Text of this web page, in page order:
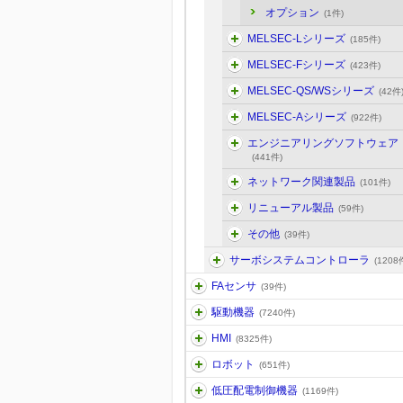
オプション (1件)
MELSEC-Lシリーズ (185件)
MELSEC-Fシリーズ (423件)
MELSEC-QS/WSシリーズ (42件)
MELSEC-Aシリーズ (922件)
エンジニアリングソフトウェア
(441件)
ネットワーク関連製品 (101件)
リニューアル製品 (59件)
その他 (39件)
サーボシステムコントローラ (1208
FAセンサ (39件)
駆動機器 (7240件)
HMI (8325件)
ロボット (651件)
低圧配電制御機器 (1169件)